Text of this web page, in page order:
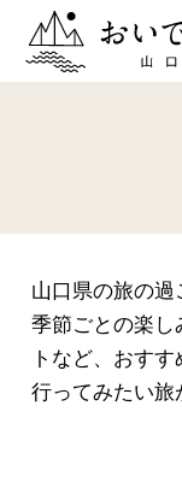
おいでませ山口
山口県の旅の過
季節ごとの楽し
トなど、おすす
行ってみたい旅